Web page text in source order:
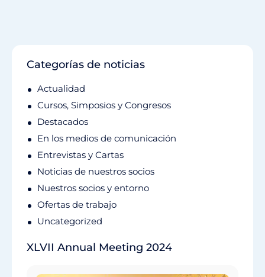
Categorías de noticias
Actualidad
Cursos, Simposios y Congresos
Destacados
En los medios de comunicación
Entrevistas y Cartas
Noticias de nuestros socios
Nuestros socios y entorno
Ofertas de trabajo
Uncategorized
XLVII Annual Meeting 2024